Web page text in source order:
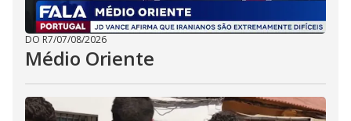
DO R7/07/08/2026
Médio Oriente